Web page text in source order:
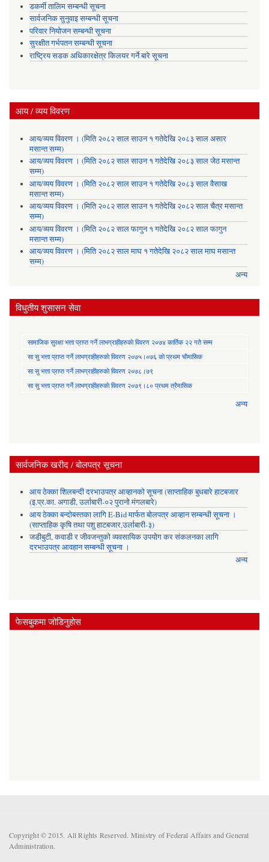
डकर्मी तालिम सम्बन्धी सूचना
सार्वजनिक सुनुवाइ सम्बन्धी सूचना
परिवार नियोजन सम्बन्धी सूचना
सुरक्षीत गर्भपतन सम्बन्धी सूचना
राष्ट्रिय सडक अधिकारक्षेत्र किलयर गर्ने बारे सूचना
आय / व्यय विवरण
आय/व्यय विवरण । (मिति २०८२ साल साउन १ गतेदेखि २०८३ साल असार
मसान्त सम्म)
आय/व्यय विवरण । (मिति २०८२ साल साउन १ गतेदेखि २०८३ साल जेठ मसान्त
सम्म)
आय/व्यय विवरण । (मिति २०८२ साल साउन १ गतेदेखि २०८३ साल वैसाख
मसान्त सम्म)
आय/व्यय विवरण । (मिति २०८२ साल साउन १ गतेदेखि २०८२ साल चैत्र मसान्त
सम्म)
आय/व्यय विवरण । (मिति २०८२ साल फागुन १ गतेदेखि २०८२ साल फागुन
मसान्त सम्म)
आय/व्यय विवरण । (मिति २०८२ साल माघ १ गतेदेखि २०८२ साल माघ मसान्त
सम्म)
अन्य
विधुतीय शुसासन सेवा
सामाजिक सुरक्षा भत्ता प्राप्त गर्ने लाभग्राहीहरुकाे विवरण २०७४ कार्तिक २२ गते सम्म
सा‍ सु भत्ता प्राप्त गर्ने लाभग्राहीहरुकाे विवरण २०७५।०७६ काे प्रथम चाैमासिक
सा‍ सु भत्ता प्राप्त गर्ने लाभग्राहीहरुकाे विवरण २०७८।७९
सा‍ सु भत्ता प्राप्त गर्ने लाभग्राहीहरुकाे विवरण २०७९।८० प्रथम त्रैमासिक
अन्य
सार्वजनिक खरीद / बोलपत्र सूचना
आय ठेक्का शिलबन्दी दरभाउपत्र आव्हानको सूचना (साप्ताहिक बुधबारे हाटबजार
(इ.प्र.का. अगाडी, उर्लाबारी-०२ पुरानो मंगलबारे)
आय ठेक्का बन्दोबस्तका लागि E-Bid मार्फत बोलपत्र आव्हान सम्बन्धी सूचना ।
(साप्ताहिक कृषि तथा पशु हाटबजार,उर्लाबारी-३)
जडीबुटी, कवाडी र जीवजन्तुको व्यवसायिक उपयोग कर संकलनका लागि
दरभाउपत्र आवहान सम्बन्धी सूचना ।
अन्य
फेसबुकमा जोडिनुहोस
Copyright © 2015. All Rights Reserved. Ministry of Federal Affairs and General
Administration.